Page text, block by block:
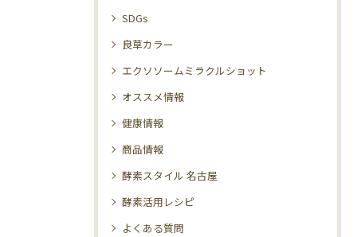
SDGs
良草カラー
エクソソームミラクルショット
オススメ情報
健康情報
商品情報
酵素スタイル 名古屋
酵素活用レシピ
よくある質問